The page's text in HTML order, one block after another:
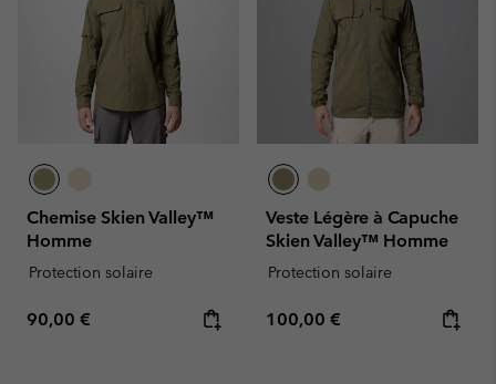
Chemise Skien Valley™
Homme
Protection solaire
Regular price:
90,00 €
Veste Légère à Capuche
Skien Valley™ Homme
Protection solaire
Regular price:
100,00 €